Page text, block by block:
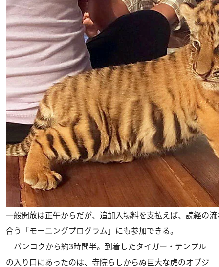
一般開放は正午からだが、追加入場料を支払えば、読経の
合う「モーニングプログラム」にも参加できる。
バンコクから約3時間半。到着したタイガー・テンプル
の入り口にあったのは、寺院らしからぬ巨大な虎のオブジ